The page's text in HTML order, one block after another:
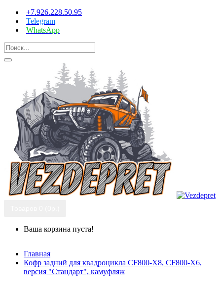
+7.926.228.50.95
Telegram
WhatsApp
Ваша корзина пуста!
Главная
Кофр задний для квадроцикла CF800-X8, CF800-X6,
версия "Стандарт", камуфляж